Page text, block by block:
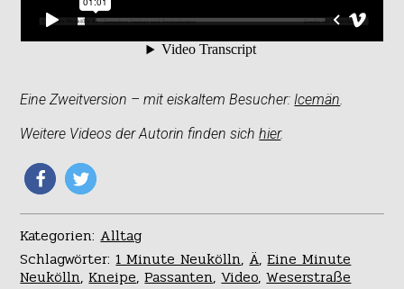
Eine Zweitversion – mit eiskaltem Besucher:Icemän.
Weitere Videos der Autorin finden sichhier.
Kategorien:Alltag
Schlagwörter:1 Minute Neukölln,Ä,Eine Minute
Neukölln,Kneipe,Passanten,Video,Weserstraße